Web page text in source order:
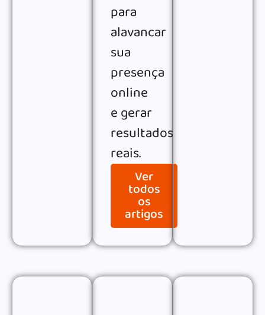
para
alavancar
sua
presença
online
e gerar
resultados
reais.
Ver
todos
os
artigos